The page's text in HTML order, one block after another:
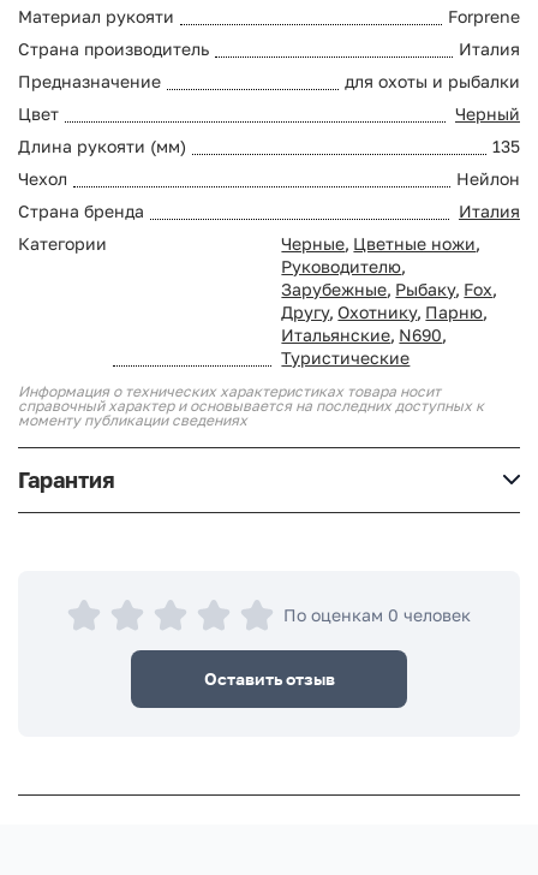
Материал рукояти
Forprene
Страна производитель
Италия
Предназначение
для охоты и рыбалки
Цвет
Черный
Длина рукояти (мм)
135
Чехол
Нейлон
Страна бренда
Италия
Категории
Черные, Цветные ножи,
Руководителю,
Зарубежные, Рыбаку, Fox,
Другу, Охотнику, Парню,
Итальянские, N690,
Туристические
Информация о технических характеристиках товара носит
справочный характер и основывается на последних доступных к
моменту публикации сведениях
Гарантия
По оценкам 0 человек
Оставить отзыв